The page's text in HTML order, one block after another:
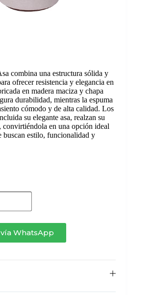
combina una estructura sólida y
ofrecer resistencia y elegancia en
en madera maciza y chapa
durabilidad, mientras la espuma
cómodo y de alta calidad. Los
su elegante asa, realzan su
convirtiéndola en una opción ideal
buscan estilo, funcionalidad y
WhatsApp